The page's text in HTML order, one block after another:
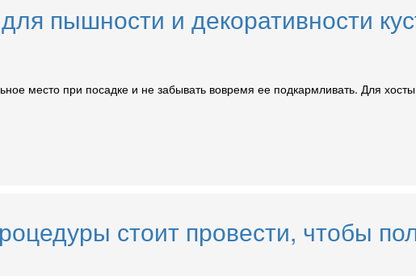
пышности и декоративности
место при посадке и не забывать вовремя ее подкармливать. Для
стоит провести, чтобы